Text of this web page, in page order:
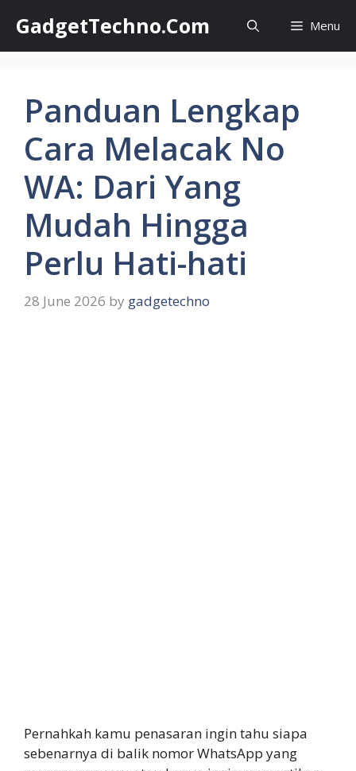
content
GadgetTechno.Com Menu
Panduan Lengkap
Cara Melacak No
WA: Dari Yang
Mudah Hingga
Perlu Hati-hati
28 June 2026 by gadgetechno
Pernahkah kamu penasaran ingin tahu siapa
sebenarnya di balik nomor WhatsApp yang